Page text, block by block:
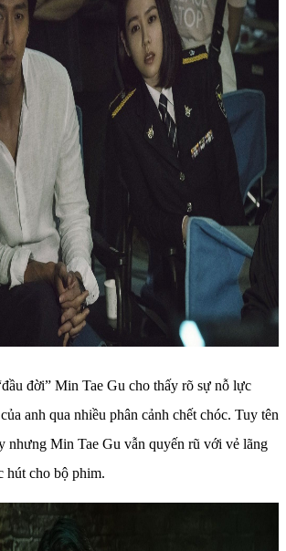
đời” Min Tae Gu cho thấy rõ sự nỗ lực
anh qua nhiều phân cảnh chết chóc. Tuy tên
nhưng Min Tae Gu vẫn quyến rũ với vẻ lãng
hút cho bộ phim.